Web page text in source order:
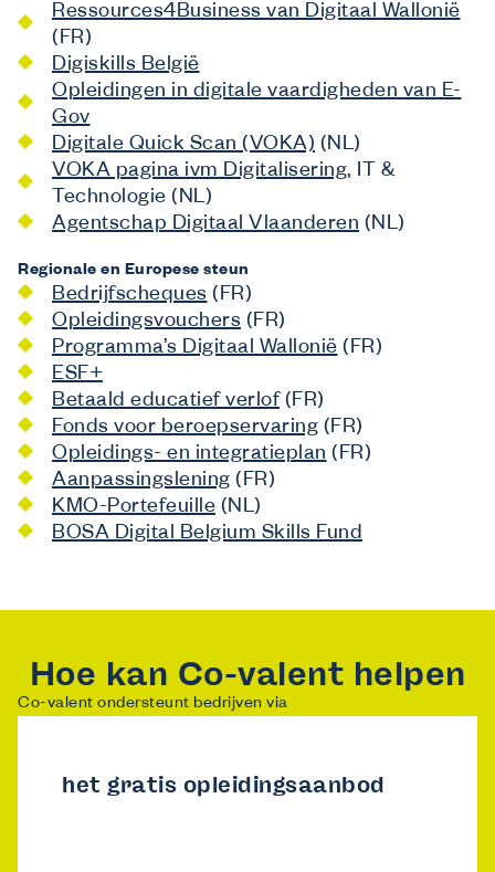
Ressources4Business van Digitaal Wallonië
(FR)
Digiskills België
Opleidingen in digitale vaardigheden van E-
Gov
Digitale Quick Scan (VOKA) (NL)
VOKA pagina ivm Digitalisering, IT &
Technologie (NL)
Agentschap Digitaal Vlaanderen (NL)
Regionale en Europese steun
Bedrijfscheques(FR)
Opleidingsvouchers (FR)
Programma’s Digitaal Wallonië(FR)
ESF+
Betaald educatief verlof (FR)
Fonds voor beroepservaring (FR)
Opleidings- en integratieplan(FR)
Aanpassingslening (FR)
KMO-Portefeuille (NL)
BOSA Digital Belgium Skills Fund
Hoe kan Co-valent helpen
Co-valent ondersteunt bedrijven via
het gratis opleidingsaanbod